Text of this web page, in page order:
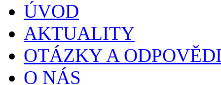
ÚVOD
AKTUALITY
OTÁZKY A
O NÁS